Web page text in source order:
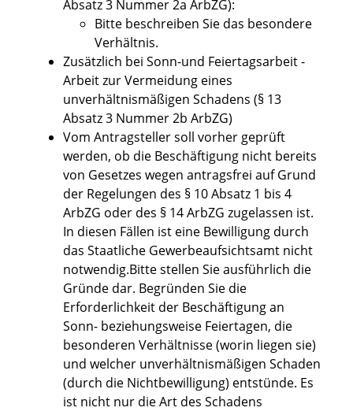
Absatz3 Nummer 2a ArbZG):
Bitte beschreiben Sie das besondere
Verhältnis.
Zusätzlich bei Sonn-und Feiertagsarbeit -
Arbeit zur Vermeidung eines
unverhältnismäßigen Schadens (§ 13
Absatz 3 Nummer 2b ArbZG)
Vom Antragsteller soll vorher geprüft
werden, ob die Beschäftigung nicht bereits
von Gesetzes wegen antragsfrei auf Grund
der Regelungen des § 10 Absatz 1 bis 4
ArbZG oder des § 14 ArbZG zugelassen ist.
In diesen Fällen ist eine Bewilligung durch
das Staatliche Gewerbeaufsichtsamt nicht
notwendig.Bitte stellen Sie ausführlich die
Gründe dar. Begründen Sie die
Erforderlichkeit der Beschäftigung an
Sonn- beziehungsweise Feiertagen, die
besonderen Verhältnisse (worin liegen sie)
und welcher unverhältnismäßigen Schaden
(durch die Nichtbewilligung) entstünde. Es
ist nicht nur die Art des Schadens